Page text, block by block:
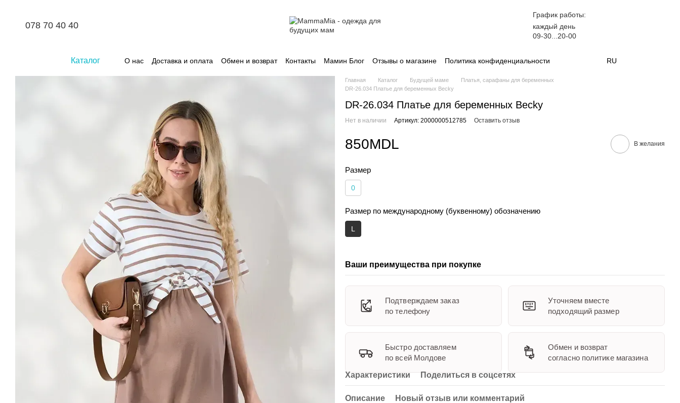
078 70 40 40
График работы:
каждый день
09-30...20-00
Каталог О нас Доставка и оплата Обмен и возврат Контакты Мамин Блог Отзывы о магазине Политика конфиденциальности RU
Главная Каталог Будущей маме
Платья, сарафаны для беременных
DR-26.034 Платье для беременных Becky
DR-26.034 Платье для беременных Becky
Нет в наличии Артикул: 2000000512785 Оставить отзыв
850MDL В желания
Размер
0
Размер по международному (буквенному) обозначению
L
Ваши преимущества при покупке
Подтверждаем заказ
по телефону
Уточняем вместе
подходящий размер
Быстро доставляем
по всей Молдове
Обмен и возврат
согласно политике магазина
Характеристики
Поделиться в соцсетях
Описание Новый отзыв или комментарий